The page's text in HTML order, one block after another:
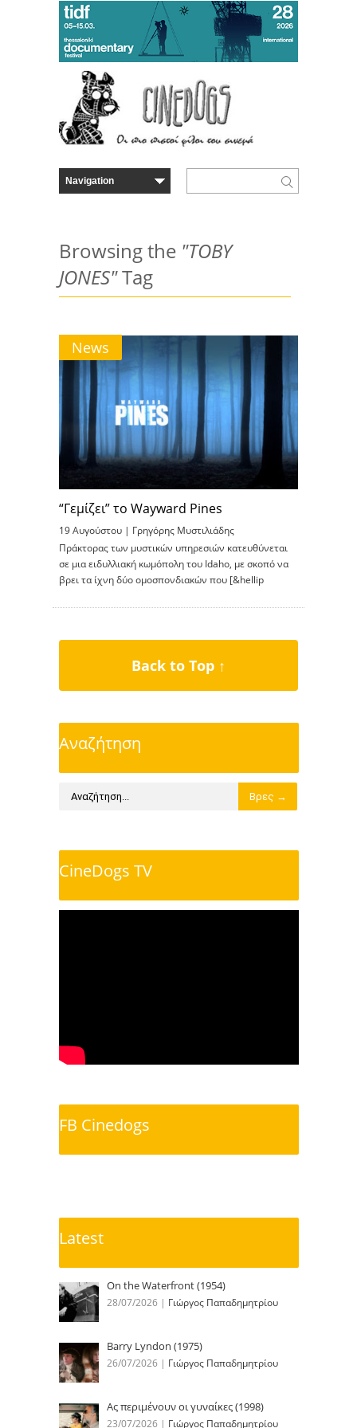
Browsing the "TOBY
JONES"Tag
News
“Γεμίζει” το Wayward Pines
19 Αυγούστου | Γρηγόρης Μυστιλιάδης
Πράκτορας των μυστικών υπηρεσιών κατευθύνεται
σε μια ειδυλλιακή κωμόπολη του Idaho, με σκοπό να
βρει τα ίχνη δύο ομοσπονδιακών που [&hellip
Back to Top ↑
Αναζήτηση
CineDogs TV
FB Cinedogs
Latest
On the Waterfront (1954)
28/07/2026 | Γιώργος Παπαδημητρίου
Barry Lyndon (1975)
26/07/2026 | Γιώργος Παπαδημητρίου
Ας περιμένουν οι γυναίκες (1998)
23/07/2026 | Γιώργος Παπαδημητρίου